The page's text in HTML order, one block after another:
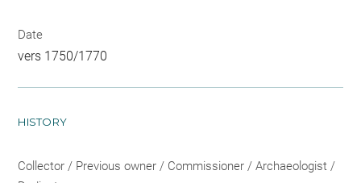
Date
vers 1750/1770
HISTORY
Collector / Previous owner / Commissioner / Archaeologist /